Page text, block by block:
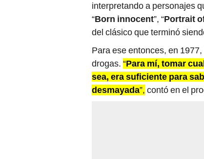
interpretando a personajes
“Born innocent”, “Portrait
del clásico que terminó
Para ese entonces, en
drogas. “Para mí, tomar
sea, era suficiente para
desmayada”, contó en el